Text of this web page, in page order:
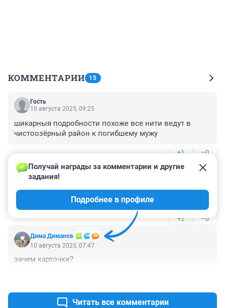
КОММЕНТАРИИ 15
Гость
10 августа 2025, 09:25
шикарныя подробности похоже все нити ведут в
чистоозёрный район к погибшему мужу
+1 –0
Гость
10 августа 2025, 08:48
"Трое пьяных местных жителей устроили разборки на
парковке..." А с кем устроили? Между собой что ли?
+2 –0
Дима Диманов
Получай награды за комментарии и другие
задания!
Подробнее в профиле
10 августа 2025, 07:47
зачем карточки?
Читать все комментарии